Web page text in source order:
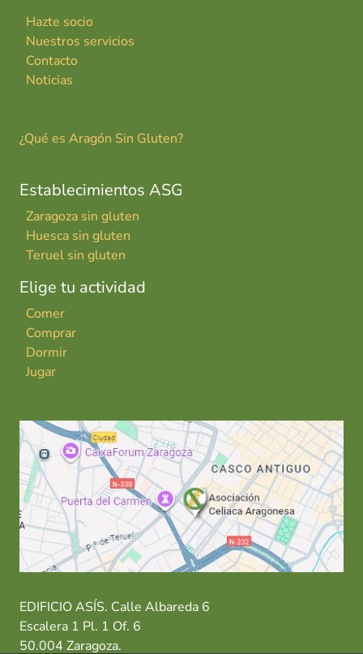
Hazte socio
Nuestros servicios
Contacto
Noticias
¿Qué es Aragón Sin Gluten?
Establecimientos ASG
Zaragoza sin gluten
Huesca sin gluten
Teruel sin gluten
Elige tu actividad
Comer
Comprar
Dormir
Jugar
EDIFICIO ASÍS. Calle Albareda 6
Escalera 1 Pl. 1 Of. 6
50.004 Zaragoza.